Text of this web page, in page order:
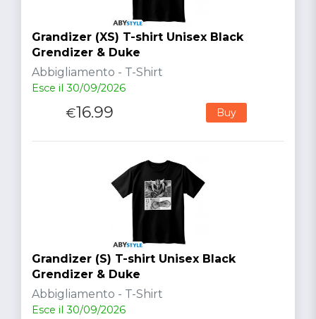
Grandizer (XS) T-shirt Unisex Black
Grendizer & Duke
Abbigliamento - T-Shirt
Esce il 30/09/2026
€16.99 Buy
Grandizer (S) T-shirt Unisex Black
Grendizer & Duke
Abbigliamento - T-Shirt
Esce il 30/09/2026